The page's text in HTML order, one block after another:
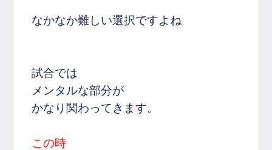
なかなか難しい選択ですよね
試合では
メンタルな部分が
かなり関わってきます。
この時